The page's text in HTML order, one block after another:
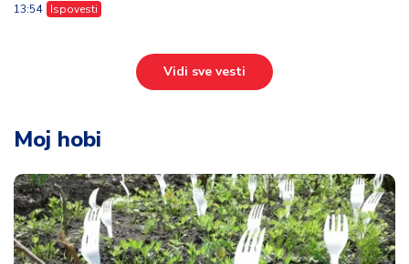
13:54 Ispovesti
Vidi sve vesti
Moj hobi